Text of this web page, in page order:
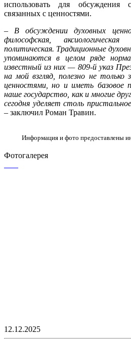
использовать для обсуждения
связанных с ценностями.
– В обсуждении духовных
философская,
политическая. Традиционные
упоминаются в целом ряде
известный из них — 809-й указ
на мой взгляд, полезно не только
ценностями, но и иметь базовое
наше государство, как и многие
сегодня уделяет столь
– заключил Роман Травин.
Информация и фото предоставлены
Фотогалерея
12.12.2025